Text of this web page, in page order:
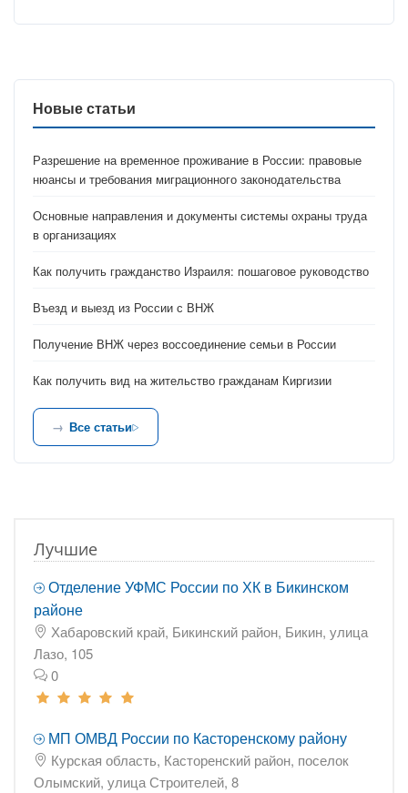
Новые статьи
Разрешение на временное проживание в России: правовые
нюансы и требования миграционного законодательства
Основные направления и документы системы охраны труда
в организациях
Как получить гражданство Израиля: пошаговое руководство
Въезд и выезд из России с ВНЖ
Получение ВНЖ через воссоединение семьи в России
Как получить вид на жительство гражданам Киргизии
Все статьи
Лучшие
Отделение УФМС России по ХК в Бикинском
районе
Хабаровский край, Бикинский район, Бикин, улица
Лазо, 105
0
МП ОМВД России по Касторенскому району
Курская область, Касторенский район, поселок
Олымский, улица Строителей, 8